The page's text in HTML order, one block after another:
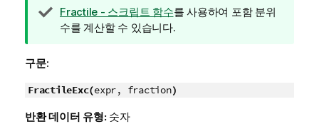
팁
메
Fractile - 스크립트 함수를 사용하여 포함 분위
수를 계산할 수 있습니다.
구문:
FractileExc(expr, fraction)
반환 데이터 유형: 숫자